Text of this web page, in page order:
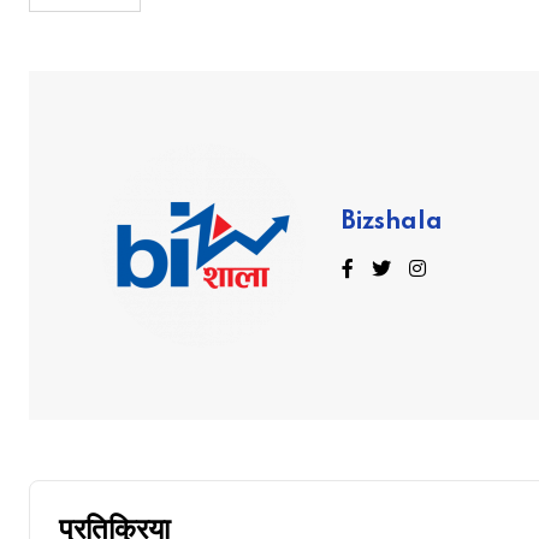
Bizshala
प्रतिक्रिया